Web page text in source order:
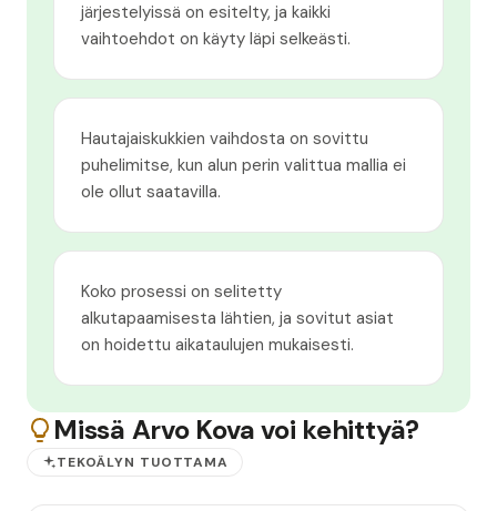
järjestelyissä on esitelty, ja kaikki
vaihtoehdot on käyty läpi selkeästi.
Hautajaiskukkien vaihdosta on sovittu
puhelimitse, kun alun perin valittua mallia ei
ole ollut saatavilla.
Koko prosessi on selitetty
alkutapaamisesta lähtien, ja sovitut asiat
on hoidettu aikataulujen mukaisesti.
Missä Arvo Kova voi kehittyä?
TEKOÄLYN TUOTTAMA